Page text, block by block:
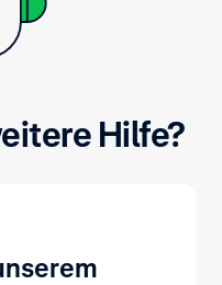
Hilfe?